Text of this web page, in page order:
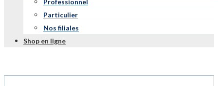
Professionnel
Particulier
Nos filiales
Shop en ligne